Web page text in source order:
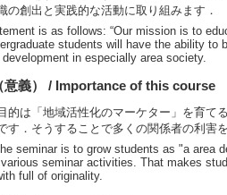
の創出と実践的な活動に取り組みます．
is as follows: “Our mission is to
students will have the ability to
in especially area society.
意義） / Importance of this course
的は「地域活性化のマーケター」を育
す．そうすることで多くの関係者の利害
seminar is to grow students as "a area
seminar activities. That makes
full of originality.